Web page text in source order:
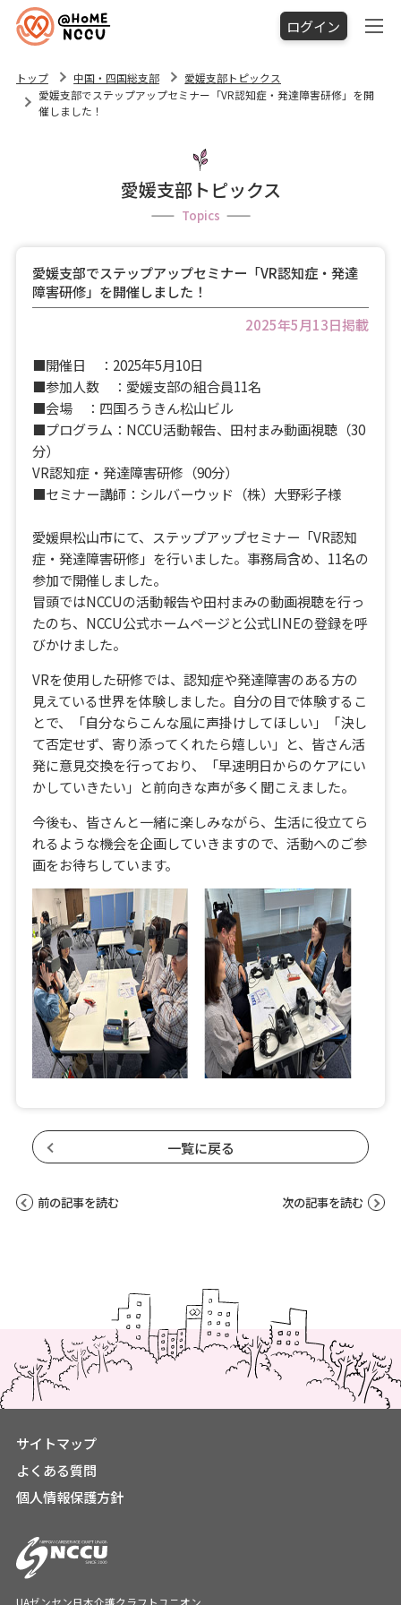
ログイン
トップ 中国・四国総支部
愛媛支部トピックス
愛媛支部でステップアップセミナー「VR認知症・発達障害研修」を開
催しました！
愛媛支部トピックス
Topics
愛媛支部でステップアップセミナー「VR認知症・発達
障害研修」を開催しました！
2025年5月13日掲載
■開催日 ：2025年5月10日
■参加人数 ：愛媛支部の組合員11名
■会場 ：四国ろうきん松山ビル
■プログラム：NCCU活動報告、田村まみ動画視聴（30
分）
VR認知症・発達障害研修（90分）
■セミナー講師：シルバーウッド（株）大野彩子様
愛媛県松山市にて、ステップアップセミナー「VR認知
症・発達障害研修」を行いました。事務局含め、11名の
参加で開催しました。
冒頭ではNCCUの活動報告や田村まみの動画視聴を行っ
たのち、NCCU公式ホームページと公式LINEの登録を呼
びかけました。
VRを使用した研修では、認知症や発達障害のある方の
見えている世界を体験しました。自分の目で体験するこ
とで、「自分ならこんな風に声掛けしてほしい」「決し
て否定せず、寄り添ってくれたら嬉しい」と、皆さん活
発に意見交換を行っており、「早速明日からのケアにい
かしていきたい」と前向きな声が多く聞こえました。
今後も、皆さんと一緒に楽しみながら、生活に役立てら
れるような機会を企画していきますので、活動へのご参
画をお待ちしています。
一覧に戻る
前の記事を読む 次の記事を読む
サイトマップ
よくある質問
個人情報保護方針